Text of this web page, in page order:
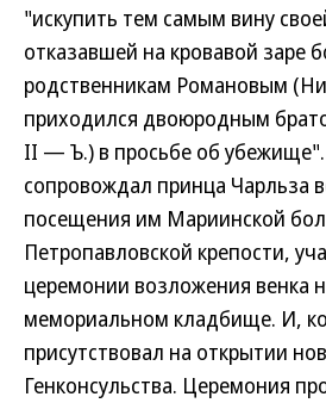
"искупить тем самым вину
отказавшей на кровавой заре
родственникам Романовым
приходился двоюродным
II — Ъ.) в просьбе об убежище".
сопровождал принца Чарльза
посещения им Мариинской
Петропавловской крепости,
церемонии возложения венка
мемориальном кладбище. И,
присутствовал на открытии
Генконсульства. Церемония